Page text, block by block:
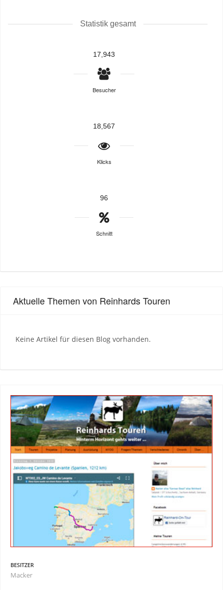
Statistik gesamt
17,943
Besucher
18,567
Klicks
96
Schnitt
Aktuelle Themen von Reinhards Touren
Keine Artikel für diesen Blog vorhanden.
BESITZER
Macker